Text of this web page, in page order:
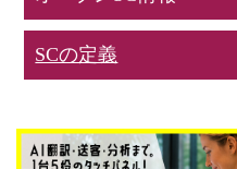
SCの定義